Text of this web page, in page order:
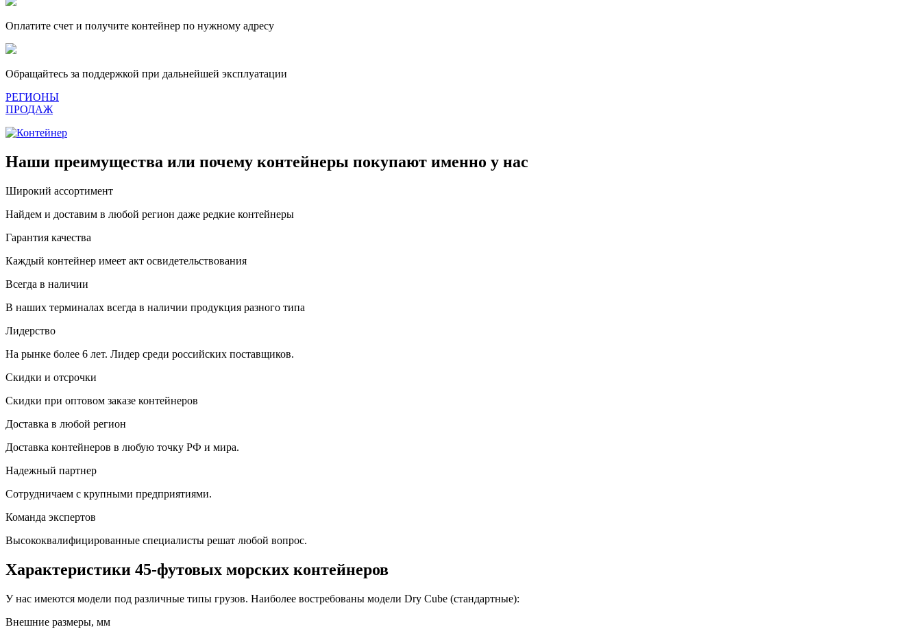
Оплатите счет и получите контейнер по нужному адресу
Обращайтесь за поддержкой при дальнейшей эксплуатации
РЕГИОНЫ
ПРОДАЖ
Наши преимущества или почему контейнеры покупают именно у нас
Широкий ассортимент
Найдем и доставим в любой регион даже редкие контейнеры
Гарантия качества
Каждый контейнер имеет акт освидетельствования
Всегда в наличии
В наших терминалах всегда в наличии продукция разного типа
Лидерство
На рынке более 6 лет. Лидер среди российских поставщиков.
Скидки и отсрочки
Скидки при оптовом заказе контейнеров
Доставка в любой регион
Доставка контейнеров в любую точку РФ и мира.
Надежный партнер
Сотрудничаем с крупными предприятиями.
Команда экспертов
Высококвалифицированные специалисты решат любой вопрос.
Характеристики 45-футовых морских контейнеров
У нас имеются модели под различные типы грузов. Наиболее востребованы модели Dry Cube (стандартные):
Внешние размеры, мм